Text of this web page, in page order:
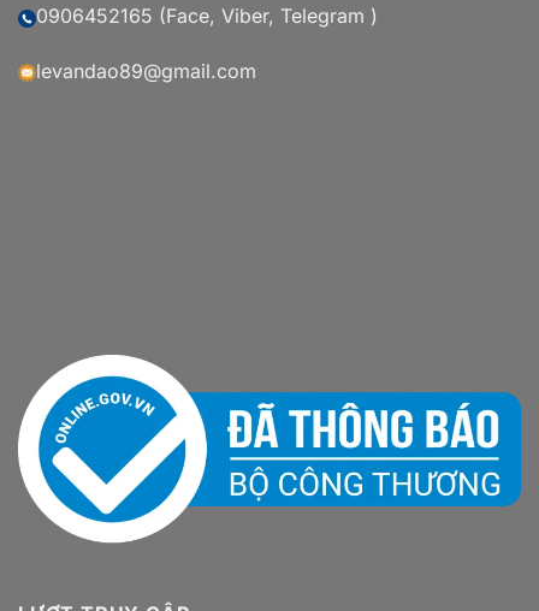
0906452165 (Face, Viber, Telegram )
levandao89@gmail.com